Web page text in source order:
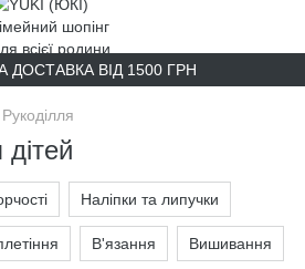
ВІД 1500 ГРН
Рукоділля
Наліпки та липучки
В'язання Вишивання